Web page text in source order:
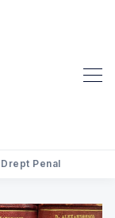
Bogdan Palade
Drept Penal